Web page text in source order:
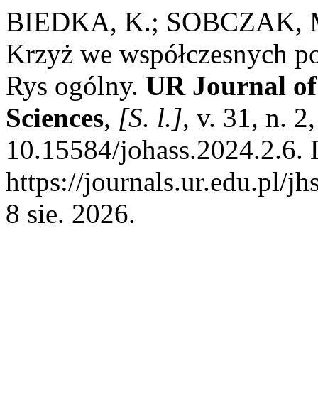
BIEDKA, K.; SOBCZAK,
Krzyż we współczesnych
Rys ogólny. UR Journal
Sciences, [S. l.], v. 31, n.
10.15584/johass.2024.2.6.
https://journals.ur.edu.pl/
8 sie. 2026.